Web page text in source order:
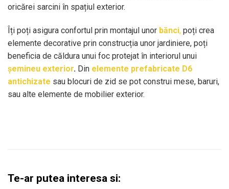
oricărei sarcini în spațiul exterior.
Îți poți asigura confortul prin montajul unor bănci, poți crea
elemente decorative prin construcția unor jardiniere, poți
beneficia de căldura unui foc protejat în interiorul unui
șemineu exterior. Din elemente prefabricate D6
antichizate sau blocuri de zid se pot construi mese, baruri,
sau alte elemente de mobilier exterior.
Te-ar putea interesa si: